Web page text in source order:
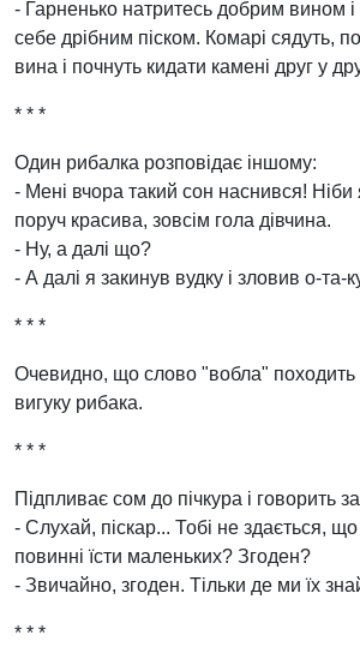
- Гарненько натритесь добрим вином і
себе дрібним піском. Комарі сядуть,
вина і почнуть кидати камені друг у
* * *
Один рибалка розповідає іншому:
- Мені вчора такий сон наснився! Ніби
поруч красива, зовсім гола дівчина.
- Ну, а далі що?
- А далі я закинув вудку і зловив о-та-
* * *
Очевидно, що слово "вобла" походить
вигуку рибака.
* * *
Підпливає сом до пічкура і говорить
- Слухай, піскар... Тобі не здається,
повинні їсти маленьких? Згоден?
- Звичайно, згоден. Тільки де ми їх
* * *